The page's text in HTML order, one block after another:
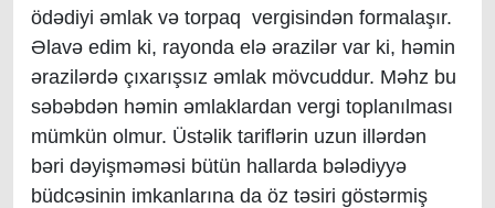
ödədiyi əmlak və torpaq vergisindən formalaşır.
Əlavə edim ki, rayonda elə ərazilər var ki, həmin
ərazilərdə çıxarışsız əmlak mövcuddur. Məhz bu
səbəbdən həmin əmlaklardan vergi toplanılması
mümkün olmur. Üstəlik tariflərin uzun illərdən
bəri dəyişməməsi bütün hallarda bələdiyyə
büdcəsinin imkanlarına da öz təsiri göstərmiş